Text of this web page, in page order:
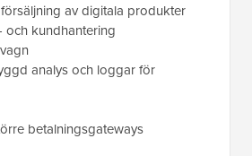
av digitala produkter
och kundhantering
analys och loggar för
betalningsgateways